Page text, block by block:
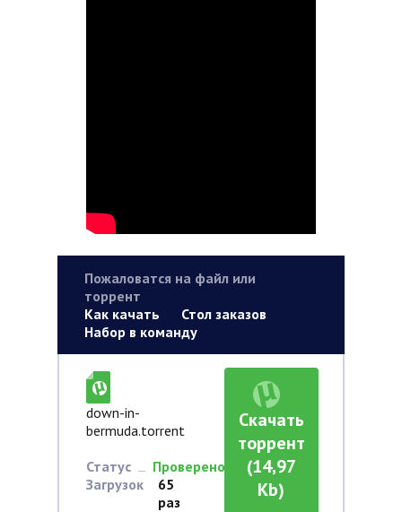
Пожаловатся на файл или
торрент
Как качать
Стол заказов
Набор в команду
down-in-
bermuda.torrent
Статус
Проверено
Загрузок
65
раз
Скачать
торрент
(14,97
Kb)